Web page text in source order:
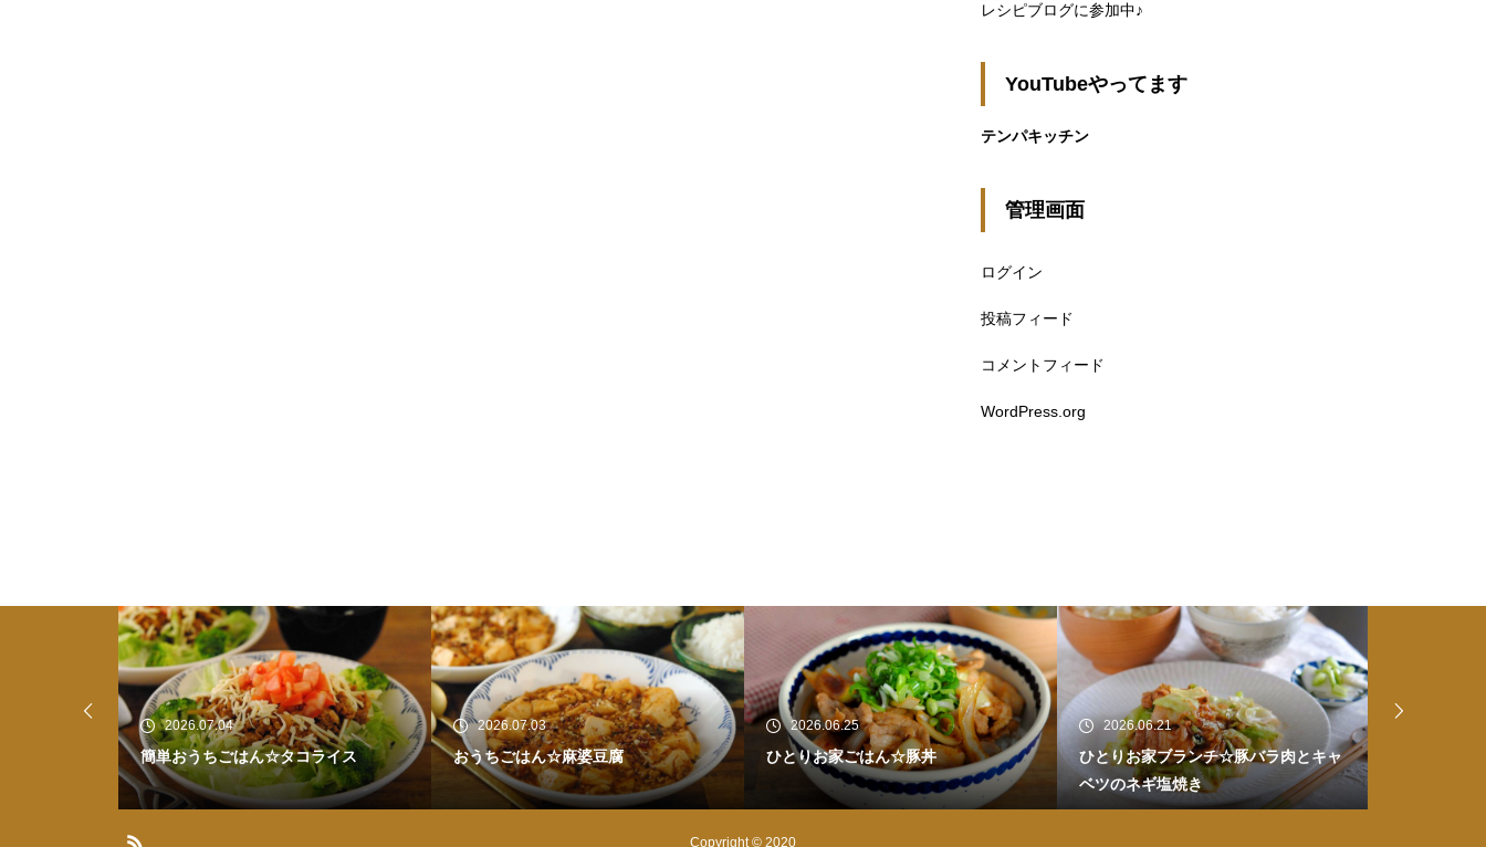
レシピブログに参加中♪
YouTubeやってます
テンパキッチン
管理画面
ログイン
投稿フィード
コメントフィード
WordPress.org
2026.07.03
おうちごはん☆麻婆豆腐
2026.06.25
ひとりお家ごはん☆豚丼
2026.06.21
ひとりお家ブランチ☆豚バラ肉とキャ
ベツのネギ塩焼き
2026.06.20
ひとりお家ごはん☆皮付き煮豚のせ醤
油ラーメン
Copyright © 2020